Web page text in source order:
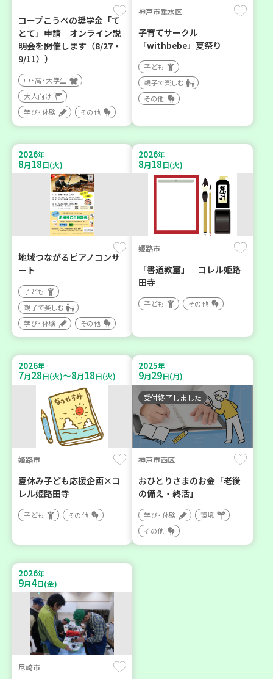
コープこうべの奨学金「て
とて」申請 オンライン説
明会を開催します（8/27・
9/11））
中・高・大学生
大人向け
学び・体験
その他
神戸市垂水区
子育てサークル
「withbebe」夏祭り
子ども
親子で楽しむ
その他
2026年
8月18日(火)
地域つながるピアノコンサ
ート
子ども
親子で楽しむ
学び・体験
その他
2026年
8月18日(火)
姫路市
「書道教室」 コレル姫路
田寺
子ども その他
2026年
7月28日(火)～8月18日(火)
姫路市
夏休み子ども応援企画×コ
レル姫路田寺
子ども その他
2025年
9月29日(月)
受付終了しました
神戸市西区
おひとりさまのお金「老後
の備え・終活」
学び・体験
環境
その他
2026年
9月4日(金)
尼崎市